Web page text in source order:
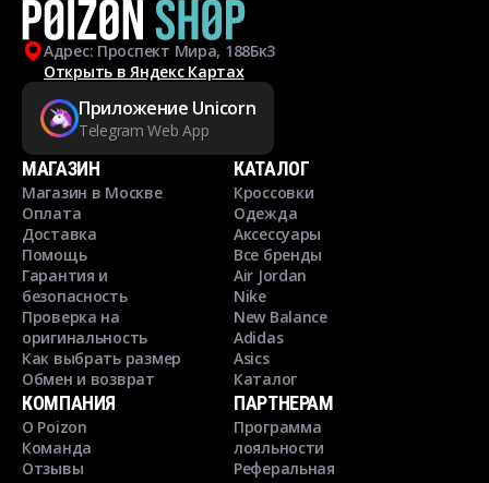
Адрес: Проспект Мира, 188Бк3
Открыть в Яндекс Картах
Приложение Unicorn
Telegram Web App
МАГАЗИН
Магазин в Москве
Оплата
Доставка
Помощь
Гарантия и
безопасность
Проверка на
оригинальность
Как выбрать размер
Обмен и возврат
КАТАЛОГ
Кроссовки
Одежда
Аксессуары
Все бренды
Air Jordan
Nike
New Balance
Adidas
Asics
Каталог
КОМПАНИЯ
О Poizon
Команда
Отзывы
ПАРТНЕРАМ
Программа
лояльности
Реферальная